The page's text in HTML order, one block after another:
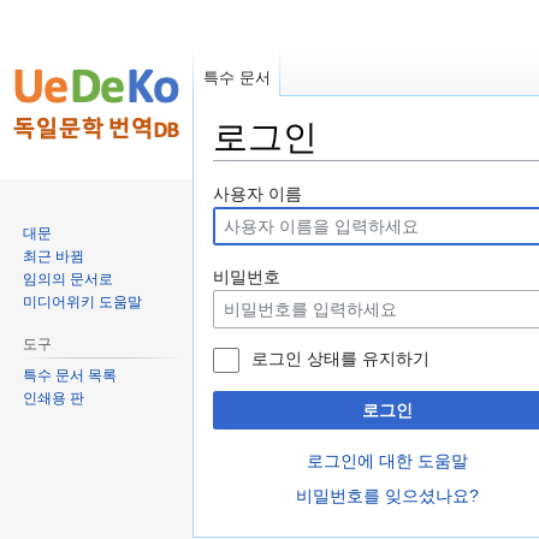
로그인
둘
러
보
기
로
가
기
검
색
하
러
가
기
사용자 이름
비밀번호
로그인 상태를 유지하기
로그인
로그인에 대한 도움말
비밀번호를 잊으셨나요?
특수 문서
대문
최근 바뀜
임의의 문서로
미디어위키 도움말
도구
특수 문서 목록
인쇄용 판